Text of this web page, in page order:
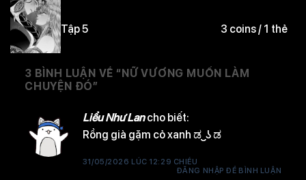
Tập 5 3 coins / 1 thẻ
Tập 3 3 coins / 1 thẻ
3 BÌNH LUẬN VỀ “NỮ VƯƠNG MUỐN LÀM
CHUYỆN ĐÓ”
Liểu Như Lan cho biết:
Rồng già gặm cỏ xanh ಡ ͜ ʖ ಡ
31/05/2026 LÚC 12:29 CHIỀU
ĐĂNG NHẬP ĐỂ BÌNH LUẬN